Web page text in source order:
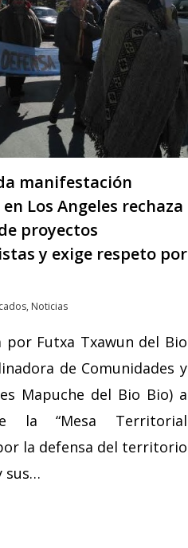
manifestación
Los Angeles rechaza
proyectos
y exige respeto por
, Noticias
por Futxa Txawun del Bio
de Comunidades y
Mapuche del Bio Bio) a
la “Mesa Territorial
la defensa del territorio
sus…